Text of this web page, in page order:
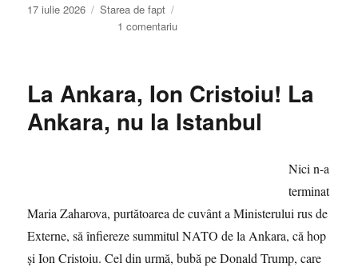
Publicat
17 iulie 2026 Categorii
Starea de fapt
1 comentariula
exces
La Ankara, Ion Cristoiu! La
Ankara, nu la Istanbul
Nici n-a
terminat
Maria Zaharova, purtătoarea de cuvânt a Ministerului rus de
Externe, să înfiereze summitul NATO de la Ankara, că hop
și Ion Cristoiu. Cel din urmă, bubă pe Donald Trump, care